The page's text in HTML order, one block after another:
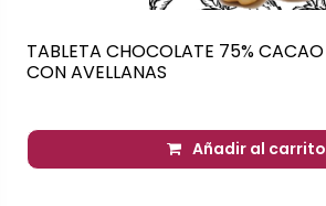
TABLETA CHOCOLATE 75% CACAO
CON AVELLANAS
Añadir al carrito